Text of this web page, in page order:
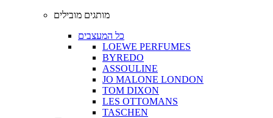
מותגים מובילים
כל המעצבים
LOEWE PERFUMES
BYREDO
ASSOULINE
JO MALONE LONDON
TOM DIXON
LES OTTOMANS
TASCHEN